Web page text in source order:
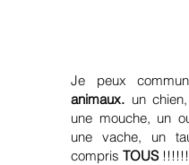
Je peux
animaux. un
une mouche, un
une vache, un
comprisTOUS !!!!!!